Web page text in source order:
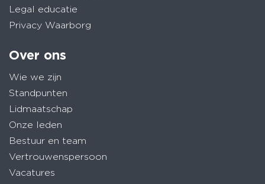
Legal educatie
Privacy Waarborg
Over ons
Wie we zijn
Standpunten
Lidmaatschap
Onze leden
Bestuur en team
Vertrouwenspersoon
Vacatures